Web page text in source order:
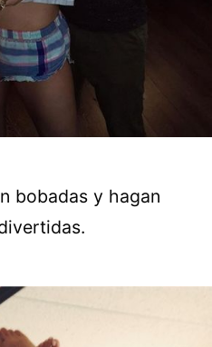
bobadas y hagan